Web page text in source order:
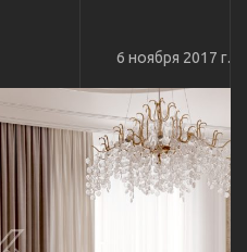
6 ноября 2017 г.